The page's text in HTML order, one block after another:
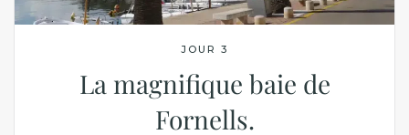
JOUR 3
La magnifique baie de
Fornells.